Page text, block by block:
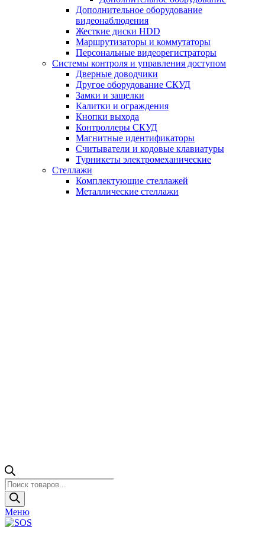
Дополнительное оборудование
видеонаблюдения
Жесткие диски HDD
Маршрутизаторы и коммутаторы
Персональные видеорегистраторы
Системы контроля и управления доступом
Дверные доводчики
Другое оборудование СКУД
Замки и защелки
Калитки и ограждения
Кнопки выхода
Контроллеры СКУД
Магнитные идентификаторы
Считыватели и кодовые клавиатуры
Турникеты электромеханические
Стеллажи
Комплектующие стеллажей
Металлические стеллажи
Поиск
товаров
Меню